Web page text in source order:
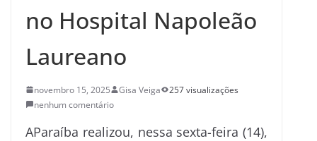
no Hospital Napoleão
Laureano
novembro 15, 2025 Gisa Veiga
257 visualizações
nenhum comentário
AParaíba realizou, nessa sexta-feira (14),